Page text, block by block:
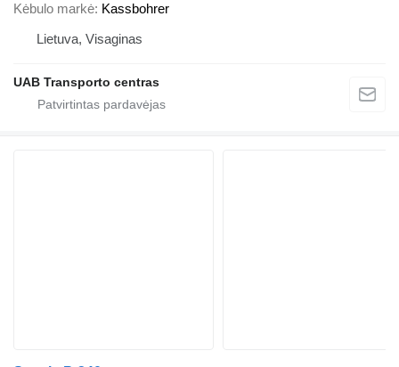
Kėbulo markė Kassbohrer
Lietuva, Visaginas
UAB Transporto centras